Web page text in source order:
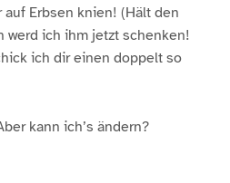
Erbsen knien! (Hält den
werd ich ihm jetzt schenken!
ich dir einen doppelt so
kann ich’s ändern?